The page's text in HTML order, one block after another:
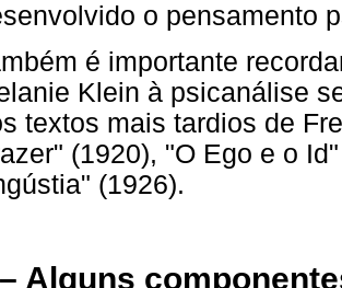
o pensamento
é importante
Klein à psicanálise
textos mais tardios de
(1920), "O Ego e o
(1926).
Alguns